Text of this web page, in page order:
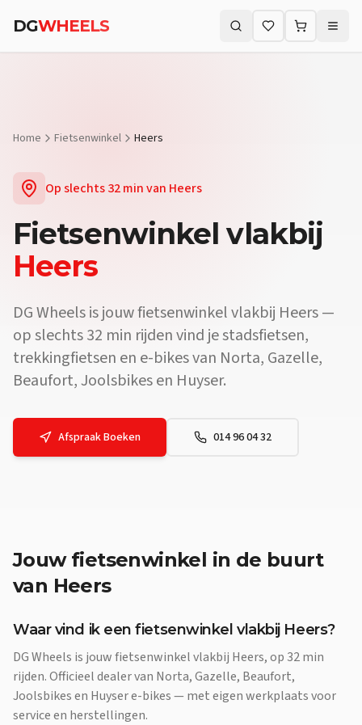
Vraag:Verkopen jullie e-bikes vlakbij Heers?Antwoord:Ja. De
DGWHEELS Zoeken (⌘K)
Home Fietsenwinkel Heers
Op slechts32 minvan Heers
Fietsenwinkel vlakbij
Heers
DG Wheels is jouw fietsenwinkel vlakbij Heers —
op slechts 32 min rijden vind je stadsfietsen,
trekkingfietsen en e-bikes van Norta, Gazelle,
Beaufort, Joolsbikes en Huyser.
Afspraak Boeken 014 96 04 32
Jouw fietsenwinkel in de buurt
van Heers
Waar vind ik een fietsenwinkel vlakbij Heers?
DG Wheels is jouw fietsenwinkel vlakbij Heers, op 32 min
rijden. Officieel dealer van Norta, Gazelle, Beaufort,
Joolsbikes en Huyser e-bikes — met eigen werkplaats voor
service en herstellingen.